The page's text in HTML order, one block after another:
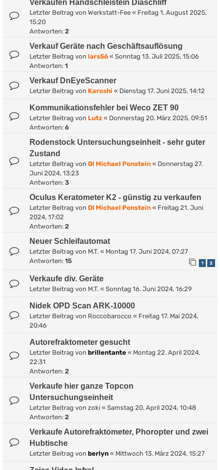
Verkaufen Handschleistein Diaschliff
Letzter Beitrag von Werkstatt-Fee « Freitag 1. August 2025,
15:20
Antworten: 2
Verkauf Geräte nach Geschäftsauflösung
Letzter Beitrag von lars56 « Sonntag 13. Juli 2025, 15:06
Antworten: 1
Verkauf DnEyeScanner
Letzter Beitrag von Karoshi « Dienstag 17. Juni 2025, 14:12
Kommunikationsfehler bei Weco ZET 90
Letzter Beitrag von Lutz « Donnerstag 20. März 2025, 09:51
Antworten: 6
Rodenstock Untersuchungseinheit - sehr guter
Zustand
Letzter Beitrag von DI Michael Ponstein « Donnerstag 27.
Juni 2024, 13:23
Antworten: 3
Oculus Keratometer K2 - günstig zu verkaufen
Letzter Beitrag von DI Michael Ponstein « Freitag 21. Juni
2024, 17:02
Antworten: 2
Neuer Schleifautomat
Letzter Beitrag von M.T. « Montag 17. Juni 2024, 07:27
Antworten: 15 1 2
Verkaufe div. Geräte
Letzter Beitrag von M.T. « Sonntag 16. Juni 2024, 16:29
Nidek OPD Scan ARK-10000
Letzter Beitrag von Roccobarocco « Freitag 17. Mai 2024,
20:46
Autorefraktometer gesucht
Letzter Beitrag von brillentante « Montag 22. April 2024,
22:31
Antworten: 2
Verkaufe hier ganze Topcon
Untersuchungseinheit
Letzter Beitrag von zoki « Samstag 20. April 2024, 10:48
Antworten: 2
Verkaufe Autorefraktometer, Phoropter und zwei
Hubtische
Letzter Beitrag von berlyn « Mittwoch 13. März 2024, 15:27